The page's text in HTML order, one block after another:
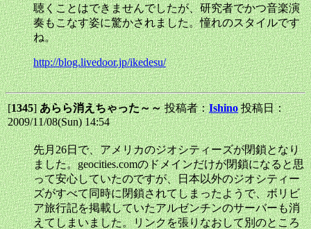
聴くことはできませんでしたが、研究者でかつ音楽演
奏もこなす姿に驚かされました。憧れのスタイルです
ね。
http://blog.livedoor.jp/ikedesu/
[1345]あらら消えちゃった～～投稿者：Ishino 投稿日：
2009/11/08(Sun) 14:54
先月26日で、アメリカのジオシティーズが閉鎖となり
ました。geocities.comのドメインだけが閉鎖になると思
って安心していたのですが、日本以外のジオシティー
ズがすべて同時に閉鎖されてしまったようで、ボリビ
ア旅行記を掲載していたアルゼンチンのサーバーも消
えてしまいました。リンクを張りなおして別のところ